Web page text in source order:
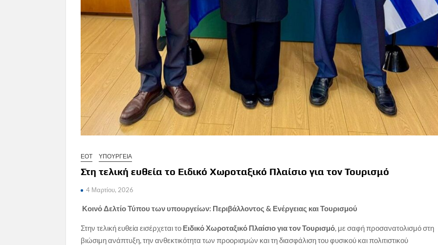
ΕΟΤ ΥΠΟΥΡΓΕΙΑ
Στη τελική ευθεία το Ειδικό Χωροταξικό Πλαίσιο για τον Τουρισμό
4 Μαρτίου, 2026
Κοινό Δελτίο Τύπου των υπουργείων: Περιβάλλοντος & Ενέργειας και Τουρισμού
Στην τελική ευθεία εισέρχεται το Ειδικό Χωροταξικό Πλαίσιο για τον Τουρισμό, με σαφή προσανατολισμό στη
βιώσιμη ανάπτυξη, την ανθεκτικότητα των προορισμών και τη διασφάλιση του φυσικού και πολιτιστικού